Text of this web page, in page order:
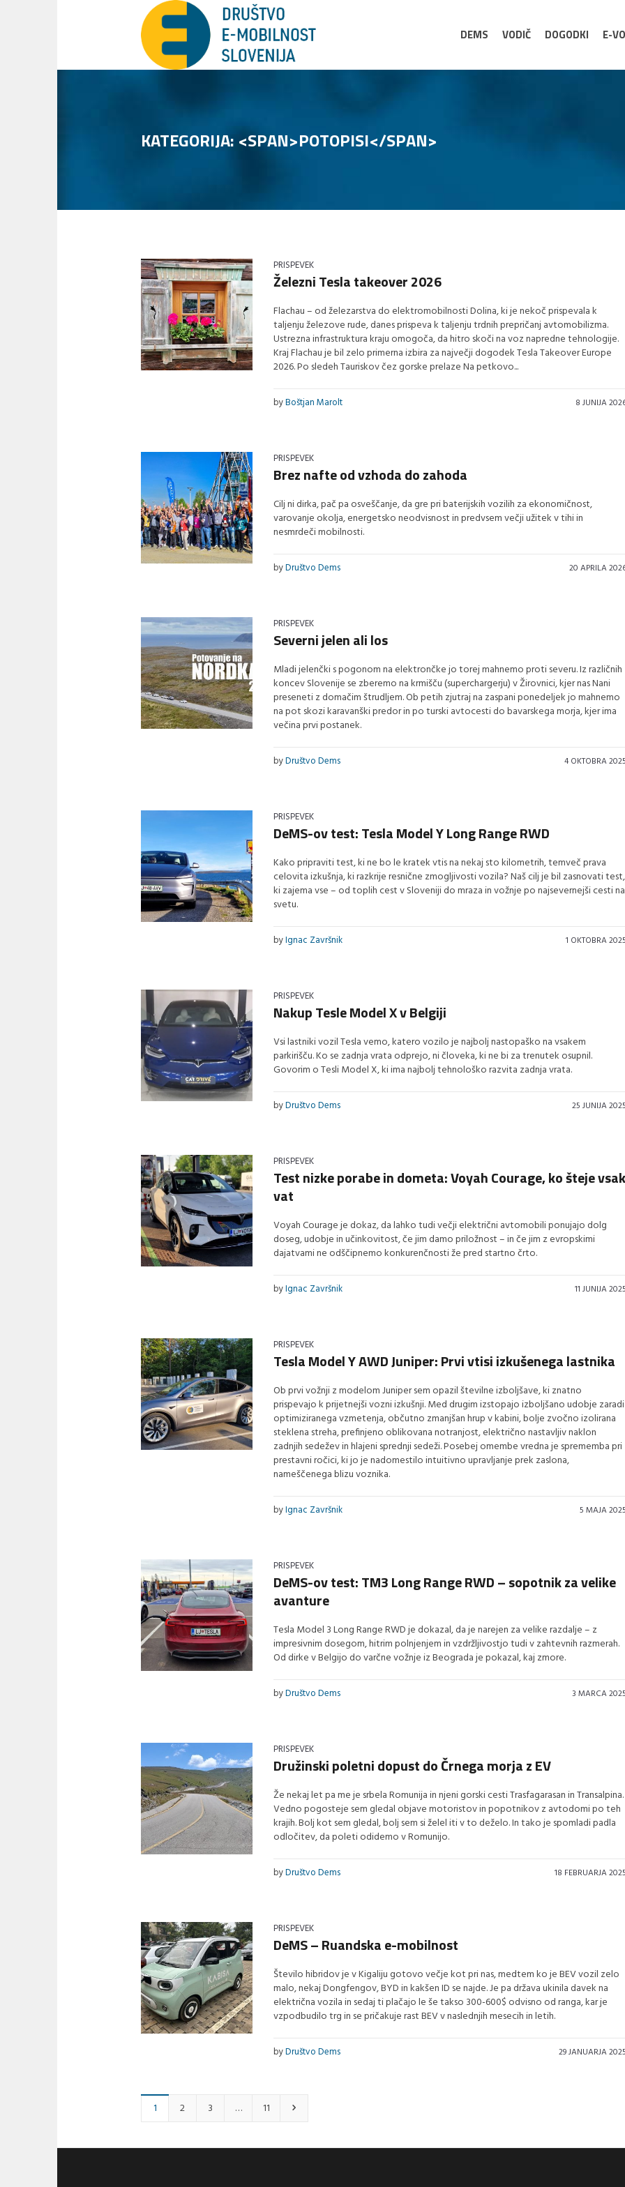
DEMS VODIČ DOGODKI E-
KATEGORIJA: <SPAN>POTOPISI</SPAN>
PRISPEVEK
Železni Tesla takeover 2026
Flachau – od železarstva do elektromobilnosti Dolina, ki je nekoč prispevala k
taljenju železove rude, danes prispeva k taljenju trdnih prepričanj avtomobilizma.
Ustrezna infrastruktura kraju omogoča, da hitro skoči na voz napredne tehnologije.
Kraj Flachau je bil zelo primerna izbira za največji dogodek Tesla Takeover Europe
2026. Po sledeh Tauriskov čez gorske prelaze Na petkovo...
8 JUNIJA
byBoštjan Marolt
PRISPEVEK
Brez nafte od vzhoda do zahoda
Cilj ni dirka, pač pa osveščanje, da gre pri baterijskih vozilih za ekonomičnost,
varovanje okolja, energetsko neodvisnost in predvsem večji užitek v tihi in
nesmrdeči mobilnosti.
20 APRILA
byDruštvo Dems
PRISPEVEK
Severni jelen ali los
Mladi jelenčki s pogonom na elektrončke jo torej mahnemo proti severu. Iz različnih
koncev Slovenije se zberemo na krmišču (superchargerju) v Žirovnici, kjer nas Nani
preseneti z domačim štrudljem. Ob petih zjutraj na zaspani ponedeljek jo mahnemo
na pot skozi karavanški predor in po turski avtocesti do bavarskega morja, kjer ima
večina prvi postanek.
4 OKTOBRA
byDruštvo Dems
PRISPEVEK
DeMS-ov test: Tesla Model Y Long Range RWD
Kako pripraviti test, ki ne bo le kratek vtis na nekaj sto kilometrih, temveč prava
celovita izkušnja, ki razkrije resnične zmogljivosti vozila? Naš cilj je bil zasnovati test,
ki zajema vse – od toplih cest v Sloveniji do mraza in vožnje po najsevernejši cesti na
svetu.
1 OKTOBRA
byIgnac Završnik
PRISPEVEK
Nakup Tesle Model X v Belgiji
Vsi lastniki vozil Tesla vemo, katero vozilo je najbolj nastopaško na vsakem
parkirišču. Ko se zadnja vrata odprejo, ni človeka, ki ne bi za trenutek osupnil.
Govorim o Tesli Model X, ki ima najbolj tehnološko razvita zadnja vrata.
25 JUNIJA
byDruštvo Dems
PRISPEVEK
Test nizke porabe in dometa: Voyah Courage, ko šteje vsak
vat
Voyah Courage je dokaz, da lahko tudi večji električni avtomobili ponujajo dolg
doseg, udobje in učinkovitost, če jim damo priložnost – in če jim z evropskimi
dajatvami ne odščipnemo konkurenčnosti že pred startno črto.
11 JUNIJA
byIgnac Završnik
PRISPEVEK
Tesla Model Y AWD Juniper: Prvi vtisi izkušenega lastnika
Ob prvi vožnji z modelom Juniper sem opazil številne izboljšave, ki znatno
prispevajo k prijetnejši vozni izkušnji. Med drugim izstopajo izboljšano udobje zaradi
optimiziranega vzmetenja, občutno zmanjšan hrup v kabini, bolje zvočno izolirana
steklena streha, prefinjeno oblikovana notranjost, električno nastavljiv naklon
zadnjih sedežev in hlajeni sprednji sedeži. Posebej omembe vredna je sprememba pri
prestavni ročici, ki jo je nadomestilo intuitivno upravljanje prek zaslona,
nameščenega blizu voznika.
5 MAJA
byIgnac Završnik
PRISPEVEK
DeMS-ov test: TM3 Long Range RWD – sopotnik za velike
avanture
Tesla Model 3 Long Range RWD je dokazal, da je narejen za velike razdalje – z
impresivnim dosegom, hitrim polnjenjem in vzdržljivostjo tudi v zahtevnih razmerah.
Od dirke v Belgijo do varčne vožnje iz Beograda je pokazal, kaj zmore.
3 MARCA
byDruštvo Dems
PRISPEVEK
Družinski poletni dopust do Črnega morja z EV
Že nekaj let pa me je srbela Romunija in njeni gorski cesti Trasfagarasan in Transalpina.
Vedno pogosteje sem gledal objave motoristov in popotnikov z avtodomi po teh
krajih. Bolj kot sem gledal, bolj sem si želel iti v to deželo. In tako je spomladi padla
odločitev, da poleti odidemo v Romunijo.
18 FEBRUARJA
byDruštvo Dems
PRISPEVEK
DeMS – Ruandska e-mobilnost
Število hibridov je v Kigaliju gotovo večje kot pri nas, medtem ko je BEV vozil zelo
malo, nekaj Dongfengov, BYD in kakšen ID se najde. Je pa država ukinila davek na
električna vozila in sedaj ti plačajo le še takso 300-600$ odvisno od ranga, kar je
vzpodbudilo trg in se pričakuje rast BEV v naslednjih mesecih in letih.
29 JANUARJA
byDruštvo Dems
1 2 3 … 11